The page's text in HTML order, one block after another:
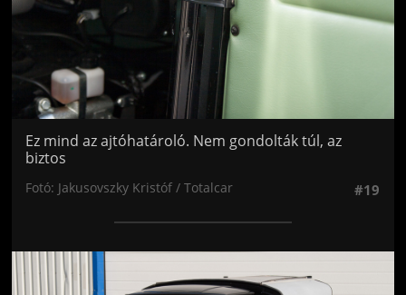
Ez mind az ajtóhatároló. Nem gondolták túl, az
biztos
Fotó: Jakusovszky Kristóf / Totalcar #19
Jön még kép!